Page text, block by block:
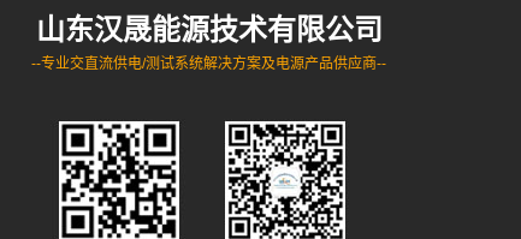
山东汉晟能源技术有限公司
--专业交直流供电/测试系统解决方案及电源产品供应商--